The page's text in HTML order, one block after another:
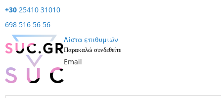
+30 25410 31010
698 516 56 56
Λίστα επιθυμιών
Παρακαλώ συνδεθείτε
Email